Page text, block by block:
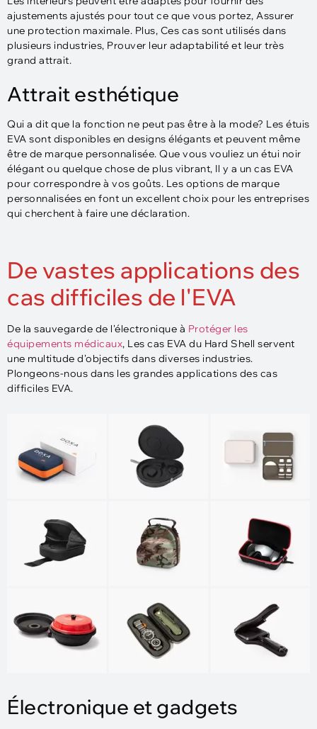
ajustements ajustés pour tout ce que vous portez, Assurer
une protection maximale. Plus, Ces cas sont utilisés dans
plusieurs industries, Prouver leur adaptabilité et leur très
grand attrait.
Attrait esthétique
Qui a dit que la fonction ne peut pas être à la mode? Les étuis
EVA sont disponibles en designs élégants et peuvent même
être de marque personnalisée. Que vous vouliez un étui noir
élégant ou quelque chose de plus vibrant, Il y a un cas EVA
pour correspondre à vos goûts. Les options de marque
personnalisées en font un excellent choix pour les entreprises
qui cherchent à faire une déclaration.
De vastes applications des
cas difficiles de l'EVA
De la sauvegarde de l'électronique à Protéger les
équipements médicaux, Les cas EVA du Hard Shell servent
une multitude d'objectifs dans diverses industries.
Plongeons-nous dans les grandes applications des cas
difficiles EVA.
Électronique et gadgets